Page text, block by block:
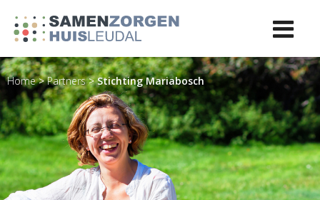
Home>Partners>Stichting Mariabosch